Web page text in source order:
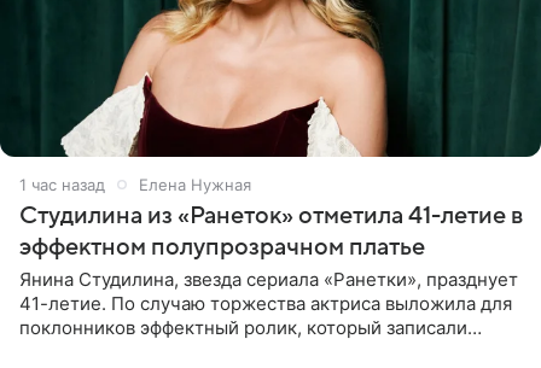
1 час назад Елена Нужная
Студилина из «Ранеток» отметила 41-летие в
эффектном полупрозрачном платье
Янина Студилина, звезда сериала «Ранетки», празднует
41-летие. По случаю торжества актриса выложила для
поклонников эффектный ролик, который записали